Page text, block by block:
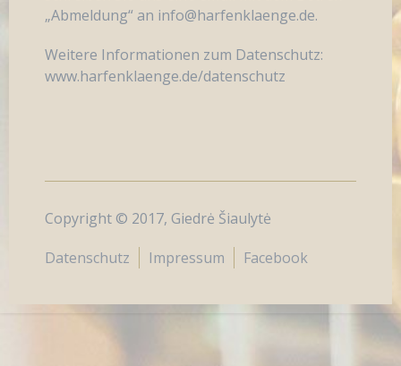
„Abmeldung“ an info@harfenklaenge.de.
Weitere Informationen zum Datenschutz:
www.harfenklaenge.de/datenschutz
Copyright © 2017, Giedrė Šiaulytė
Datenschutz
Impressum Facebook